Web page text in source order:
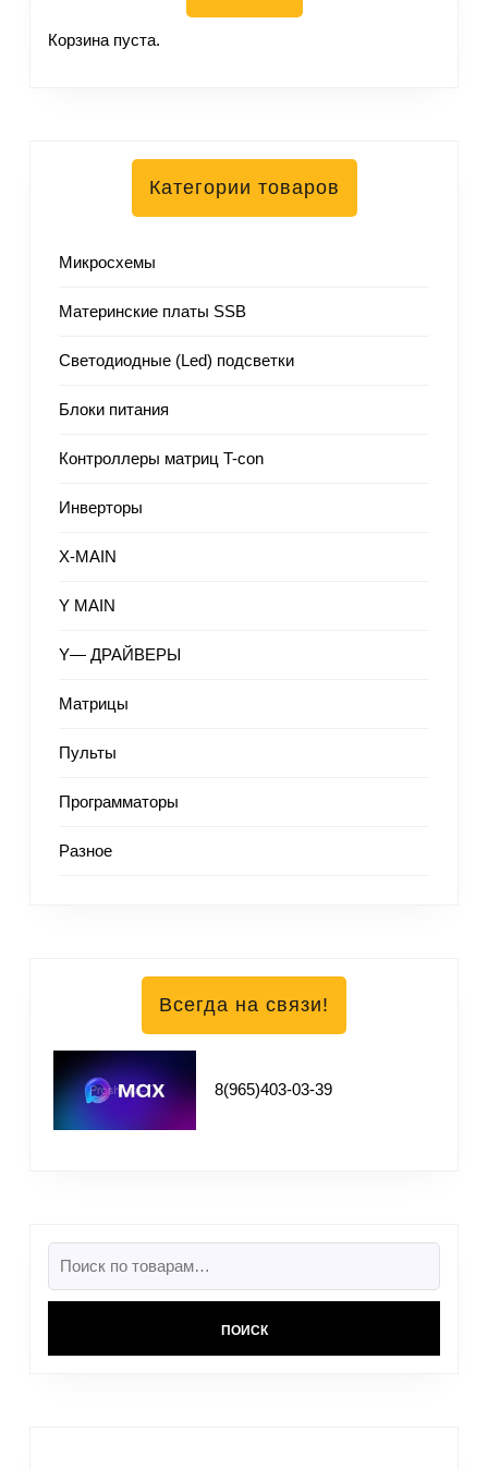
Корзина пуста.
Категории товаров
Микросхемы
Материнские платы SSB
Светодиодные (Led) подсветки
Блоки питания
Контроллеры матриц T-con
Инверторы
X-MAIN
Y MAIN
Y— ДРАЙВЕРЫ
Матрицы
Пульты
Программаторы
Разное
Всегда на связи!
8(965)403-03-39
ПОИСК